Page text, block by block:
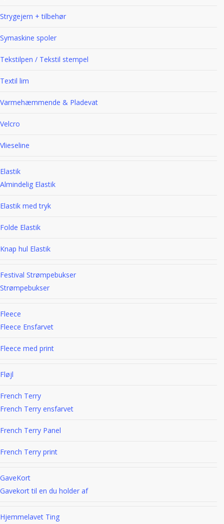
Strygejern + tilbehør
Symaskine spoler
Tekstilpen / Tekstil stempel
Textil lim
Varmehæmmende & Pladevat
Velcro
Vlieseline
Elastik
Almindelig Elastik
Elastik med tryk
Folde Elastik
Knap hul Elastik
Festival Strømpebukser
Strømpebukser
Fleece
Fleece Ensfarvet
Fleece med print
Fløjl
French Terry
French Terry ensfarvet
French Terry Panel
French Terry print
GaveKort
Gavekort til en du holder af
Hjemmelavet Ting